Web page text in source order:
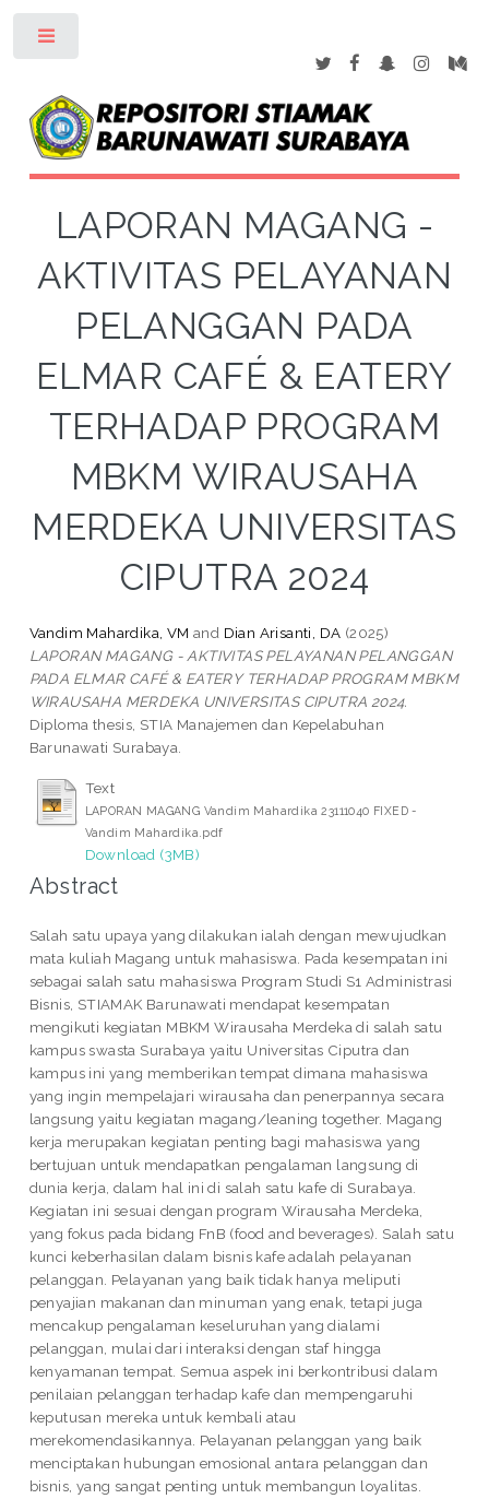
LAPORAN MAGANG -
AKTIVITAS PELAYANAN
PELANGGAN PADA
ELMAR CAFÉ & EATERY
TERHADAP PROGRAM
MBKM WIRAUSAHA
MERDEKA UNIVERSITAS
CIPUTRA 2024
Vandim Mahardika, VM and Dian Arisanti, DA (2025)
LAPORAN MAGANG - AKTIVITAS PELAYANAN PELANGGAN
PADA ELMAR CAFÉ & EATERY TERHADAP PROGRAM MBKM
WIRAUSAHA MERDEKA UNIVERSITAS CIPUTRA 2024.
Diploma thesis, STIA Manajemen dan Kepelabuhan
Barunawati Surabaya.
Text
LAPORAN MAGANG Vandim Mahardika 23111040 FIXED -
Vandim Mahardika.pdf
Download (3MB)
Abstract
Salah satu upaya yang dilakukan ialah dengan mewujudkan
mata kuliah Magang untuk mahasiswa. Pada kesempatan ini
sebagai salah satu mahasiswa Program Studi S1 Administrasi
Bisnis, STIAMAK Barunawati mendapat kesempatan
mengikuti kegiatan MBKM Wirausaha Merdeka di salah satu
kampus swasta Surabaya yaitu Universitas Ciputra dan
kampus ini yang memberikan tempat dimana mahasiswa
yang ingin mempelajari wirausaha dan penerpannya secara
langsung yaitu kegiatan magang/leaning together. Magang
kerja merupakan kegiatan penting bagi mahasiswa yang
bertujuan untuk mendapatkan pengalaman langsung di
dunia kerja, dalam hal ini di salah satu kafe di Surabaya.
Kegiatan ini sesuai dengan program Wirausaha Merdeka,
yang fokus pada bidang FnB (food and beverages). Salah satu
kunci keberhasilan dalam bisnis kafe adalah pelayanan
pelanggan. Pelayanan yang baik tidak hanya meliputi
penyajian makanan dan minuman yang enak, tetapi juga
mencakup pengalaman keseluruhan yang dialami
pelanggan, mulai dari interaksi dengan staf hingga
kenyamanan tempat. Semua aspek ini berkontribusi dalam
penilaian pelanggan terhadap kafe dan mempengaruhi
keputusan mereka untuk kembali atau
merekomendasikannya. Pelayanan pelanggan yang baik
menciptakan hubungan emosional antara pelanggan dan
bisnis, yang sangat penting untuk membangun loyalitas.